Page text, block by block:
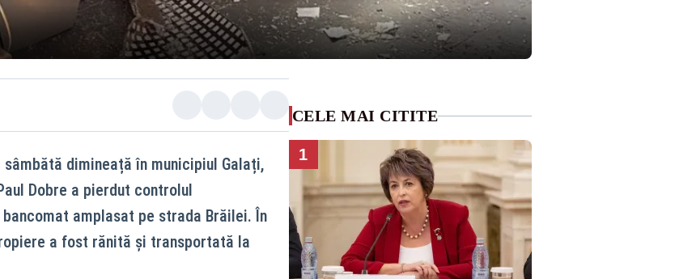
dimineață în municipiul Galați,
Dobre a pierdut controlul
amplasat pe strada Brăilei. În
a fost rănită și transportată la
CELE MAI CITITE
1